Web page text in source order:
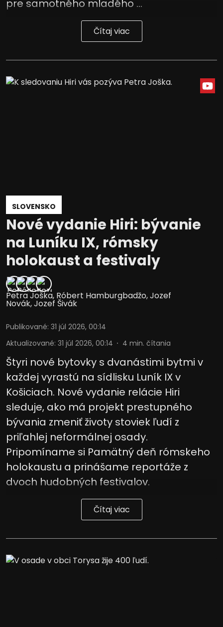
pre samotného mladého ...
Čítaj viac
SLOVENSKO
Nové vydanie Hiri: bývanie
na Luníku IX, rómsky
holokaust a festivaly
Petra Joška, Róbert Hamburgbadžo,Jozef
Novák,Jozef Šivák
Publikované: 31 júl 2026, 00:14
Aktualizované: 31 júl 2026, 00:14 4 min. čítania
Štyri nové bytovky s dvanástimi bytmi v
každej vyrastú na sídlisku Luník IX v
Košiciach. Nové vydanie relácie Hiri
sleduje, ako má projekt prestupného
bývania zmeniť životy stoviek ľudí z
priľahlej neformálnej osady.
Pripomíname si Pamätný deň rómskeho
holokaustu a prinášame reportáže z
dvoch hudobných festivalov.
Čítaj viac